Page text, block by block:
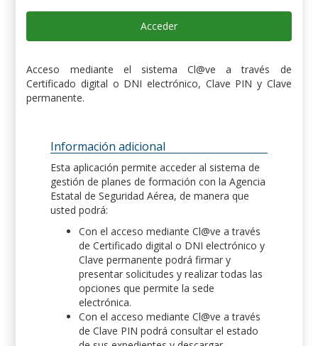
Acceder
Acceso mediante el sistema Cl@ve a través de
Certificado digital o DNI electrónico, Clave PIN y Clave
permanente.
Información adicional
Esta aplicación permite acceder al sistema de
gestión de planes de formación con la Agencia
Estatal de Seguridad Aérea, de manera que
usted podrá:
Con el acceso mediante Cl@ve a través
de Certificado digital o DNI electrónico y
Clave permanente podrá firmar y
presentar solicitudes y realizar todas las
opciones que permite la sede
electrónica.
Con el acceso mediante Cl@ve a través
de Clave PIN podrá consultar el estado